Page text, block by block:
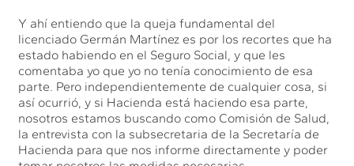
Y ahí entiendo que la queja fundamental del
licenciado Germán Martínez es por los recortes que ha
estado habiendo en el Seguro Social, y que les
comentaba yo que yo no tenía conocimiento de esa
parte. Pero independientemente de cualquier cosa, si
así ocurrió, y si Hacienda está haciendo esa parte,
nosotros estamos buscando como Comisión de Salud,
la entrevista con la subsecretaria de la Secretaría de
Hacienda para que nos informe directamente y poder